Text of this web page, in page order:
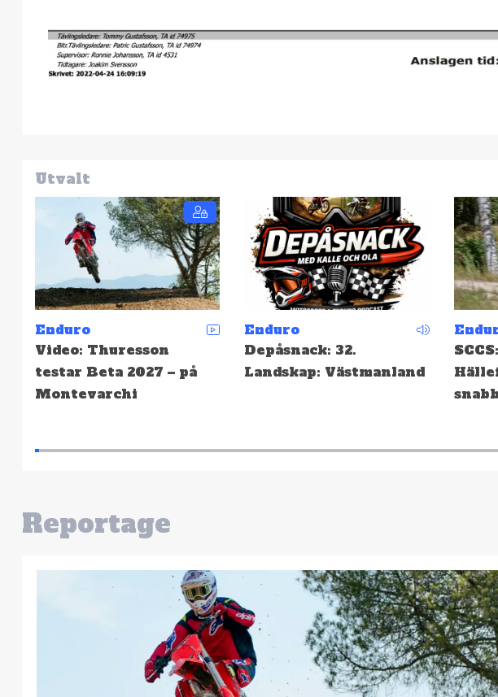
Utvalt
Enduro
Depåsnack: 32.
Landskap: Västmanland
Enduro
SCCS: Resultat från
Hällefors – Högberg
Reportage